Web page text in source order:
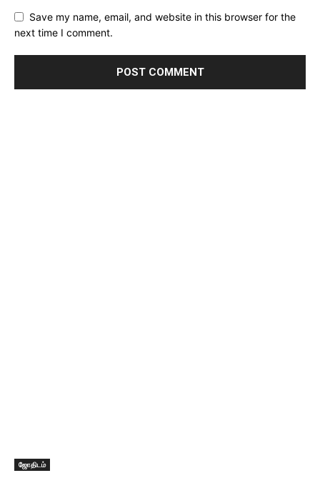
Save my name, email, and website in this browser for the
next time I comment.
ஜோதிடம்